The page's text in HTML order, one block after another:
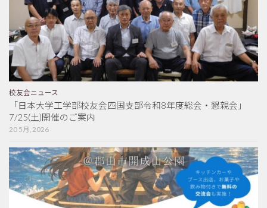
校友会ニュース
「日本大学工学部校友会四国支部令和8年度総会・懇親会」
7/25(土)開催のご案内
20 5月, 2026